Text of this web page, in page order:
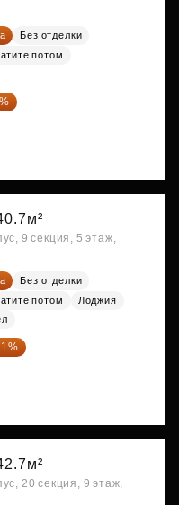
Без отделки
потом
9 секция, 5 этаж,
Без отделки
потом
Лоджия
20 секция, 9 этаж,